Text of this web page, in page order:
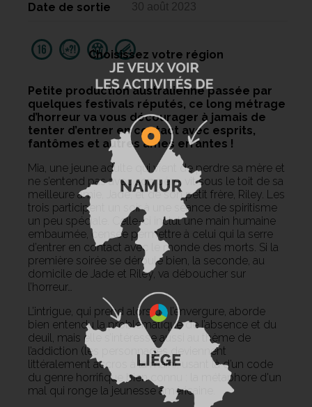
Date de sortie 30 août 2023
Petite production australienne passée par
quelques festivals réputés, ce long métrage
d’horreur va vous décourager à jamais de
tenter d’entrer en contact avec esprits,
fantômes et autres âmes errantes !
Mia, une jeune adulte qui vient de perdre sa mère et
ne s’entend pas avec son père, vit sous le toit de sa
meilleure amie, Jade, et de son petit frère, Riley. Les
trois participent un soir à une séance de spiritisme
un peu spéciale. Celle-ci inclut une main humaine
embaumée, censée permettre à celui qui la serre
d’entrer en contact avec le monde des morts. Si la
première soirée se déroule bien, la seconde, au
domicile de Jade et Riley, va déboucher sur
l’horreur…
L’intrigue, qui prend alors de l’envergure, aborde
bien entendu la problématique de l’absence et du
deuil, mais elle s’intéresse aussi au thème de
l’addiction (les personnages deviennent
littéralement accros à la main), usant là d’un code
du genre horrifique bien connu : la métaphore d'un
mal qui ronge la jeunesse américaine.
Choisissez votre région